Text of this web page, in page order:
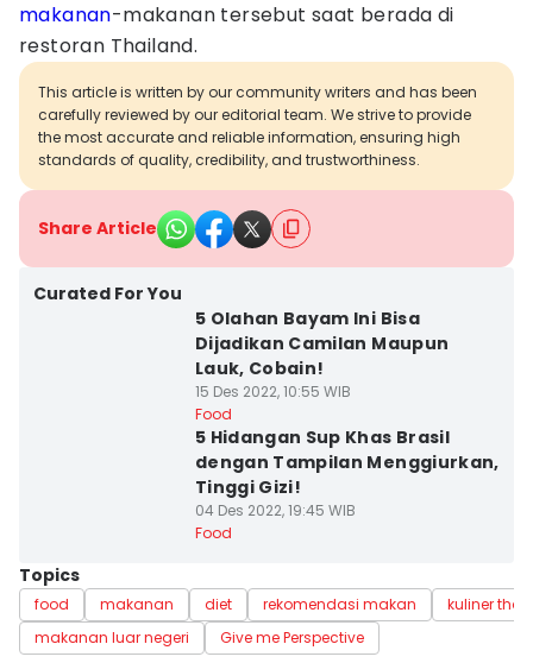
makanan-makanan tersebut saat berada di
restoran Thailand.
This article is written by our community writers and has been
carefully reviewed by our editorial team. We strive to provide
the most accurate and reliable information, ensuring high
standards of quality, credibility, and trustworthiness.
Share Article
Curated For You
5 Olahan Bayam Ini Bisa
Dijadikan Camilan Maupun
Lauk, Cobain!
15 Des 2022, 10:55 WIB
Food
5 Hidangan Sup Khas Brasil
dengan Tampilan Menggiurkan,
Tinggi Gizi!
04 Des 2022, 19:45 WIB
Food
Topics
food makanan diet rekomendasi makan
kuliner
makanan luar negeri
Give me Perspective